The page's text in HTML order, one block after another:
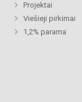
Projektai
Viešieji pirkimai
1,2% parama